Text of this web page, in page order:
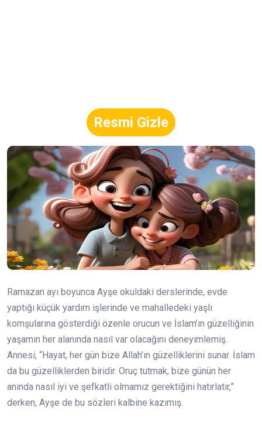
Resmi Gizle
Ramazan ayı boyunca Ayşe okuldaki derslerinde, evde
yaptığı küçük yardım işlerinde ve mahalledeki yaşlı
komşularına gösterdiği özenle orucun ve İslam’ın güzelliğinin
yaşamın her alanında nasıl var olacağını deneyimlemiş.
Annesi, “Hayat, her gün bize Allah’ın güzelliklerini sunar. İslam
da bu güzelliklerden biridir. Oruç tutmak, bize günün her
anında nasıl iyi ve şefkatli olmamız gerektiğini hatırlatır,”
derken, Ayşe de bu sözleri kalbine kazımış.